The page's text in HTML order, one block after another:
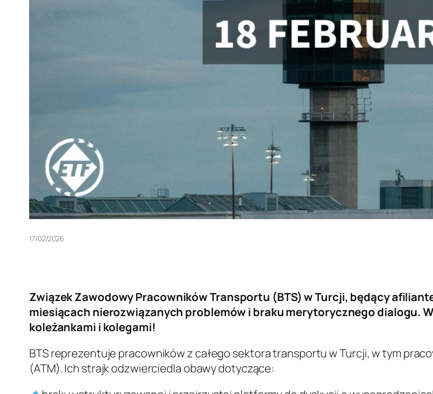
17/02/2026
Związek Zawodowy Pracowników Transportu (BTS) w Turcji, będący
miesiącach nierozwiązanych problemów i braku merytorycznego dialogu.
koleżankami i kolegami!
BTS reprezentuje pracowników z całego sektora transportu w Turcji, w tym
(ATM). Ich strajk odzwierciedla obawy dotyczące: